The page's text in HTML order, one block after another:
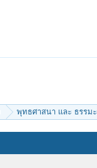
พุทธศาสนา และ ธรรมะ